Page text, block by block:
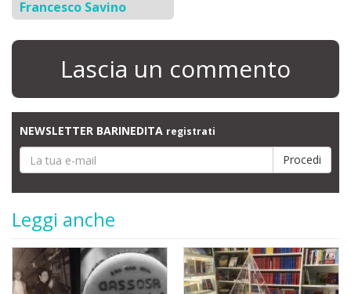
Francesco Savino
Lascia un commento
NEWSLETTER BARINEDITA registrati
Leggi anche